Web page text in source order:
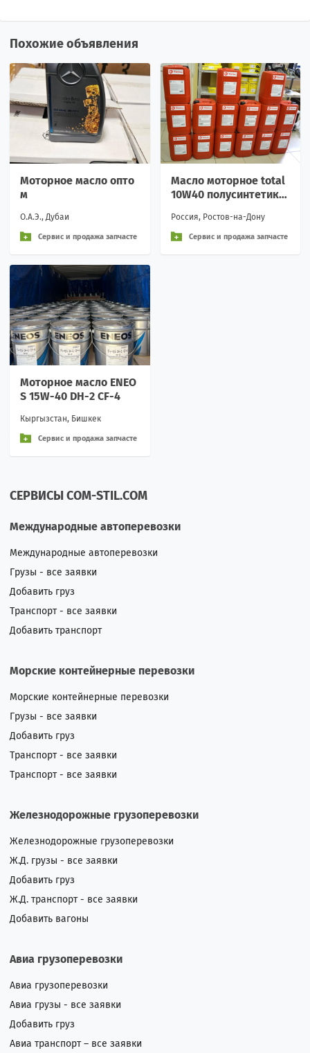
Похожие объявления
Моторное масло опто
м
О.А.Э., Дубаи
Сервис и продажа запчасте
Масло моторное total
10W40 полусинтетика
Россия, Ростов-на-Дону
Сервис и продажа запчасте
Моторное масло ENEO
S 15W-40 DH-2 CF-4
Кыргызстан, Бишкек
Сервис и продажа запчасте
СЕРВИСЫ COM-STIL.COM
Международные автоперевозки
Международные автоперевозки
Грузы - все заявки
Добавить груз
Транспорт - все заявки
Добавить транспорт
Морские контейнерные перевозки
Морские контейнерные перевозки
Грузы - все заявки
Добавить груз
Транспорт - все заявки
Транспорт - все заявки
Железнодорожные грузоперевозки
Железнодорожные грузоперевозки
Ж.Д. грузы - все заявки
Добавить груз
Ж.Д. транспорт - все заявки
Добавить вагоны
Авиа грузоперевозки
Авиа грузоперевозки
Авиа грузы - все заявки
Добавить груз
Авиа транспорт – все заявки